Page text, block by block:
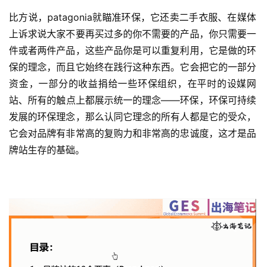
比方说，patagonia就瞄准环保，它还卖二手衣服、在媒体
上诉求说大家不要再买过多的你不需要的产品，你只需要一
件或者两件产品，这些产品你是可以重复利用，它是做的环
保的理念，而且它始终在践行这种东西。它会把它的一部分
资金，一部分的收益捐给一些环保组织，在平时的设媒网
站、所有的触点上都展示统一的理念——环保，环保可持续
发展的环保理念，那么认同它理念的所有人都是它的受众，
它会对品牌有非常高的复购力和非常高的忠诚度，这才是品
牌站生存的基础。